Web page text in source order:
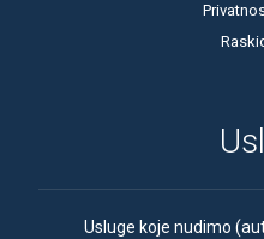
Usluge koje nudimo